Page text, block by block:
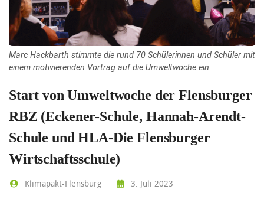
Marc Hackbarth stimmte die rund 70 Schülerinnen und Schüler mit
einem motivierenden Vortrag auf die Umweltwoche ein.
Start von Umweltwoche der Flensburger
RBZ (Eckener-Schule, Hannah-Arendt-
Schule und HLA-Die Flensburger
Wirtschaftsschule)
Klimapakt-Flensburg 3. Juli 2023